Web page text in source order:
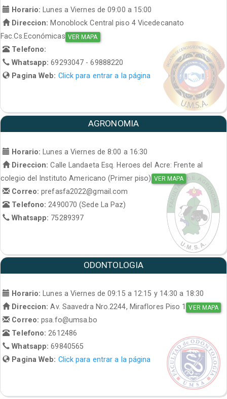
Horario: Lunes a Viernes de 09:00 a 15:00
Direccion: Monoblock Central piso 4 Vicedecanato
Fac.Cs.Económicas VER MAPA
Telefono:
Whatsapp:69293047 - 69888220
Pagina Web: Click para entrar a la página
AGRONOMIA
Horario:
Lunes a Viernes de 8:00 a 16:30
Direccion: Calle Landaeta Esq. Heroes del Acre: Frente al
colegio del Instituto Americano (Primer piso) VER MAPA
Correo:prefasfa2022@gmail.com
Telefono: 2490070 (Sede La Paz)
Whatsapp: 75289397
ODONTOLOGIA
Horario: Lunes a Viernes de 09:15 a 12:15 y 14:30 a 18:30
Direccion: Av. Saavedra Nro.2244, Miraflores Piso 1 VER MAPA
Correo:psa.fo@umsa.bo
Telefono:2612486
Whatsapp:69840565
Pagina Web: Click para entrar a la página